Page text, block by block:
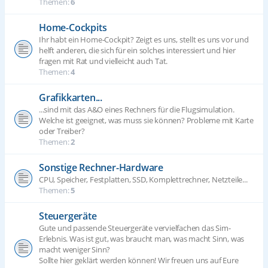
Home-Cockpits
Ihr habt ein Home-Cockpit? Zeigt es uns, stellt es uns vor und
helft anderen, die sich für ein solches interessiert und hier
fragen mit Rat und vielleicht auch Tat.
Themen:4
Grafikkarten...
...sind mit das A&O eines Rechners für die Flugsimulation.
Welche ist geeignet, was muss sie können? Probleme mit Karte
oder Treiber?
Themen:2
Sonstige Rechner-Hardware
CPU, Speicher, Festplatten, SSD, Komplettrechner, Netzteile...
Themen:5
Steuergeräte
Gute und passende Steuergeräte vervielfachen das Sim-
Erlebnis. Was ist gut, was braucht man, was macht Sinn, was
macht weniger Sinn?
Sollte hier geklärt werden können! Wir freuen uns auf Eure